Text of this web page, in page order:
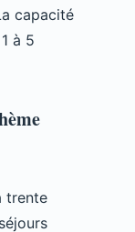
capacité
à 5
trente